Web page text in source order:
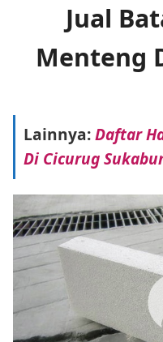
Jual
Menteng
Lainnya:Daftar
Di Cicurug